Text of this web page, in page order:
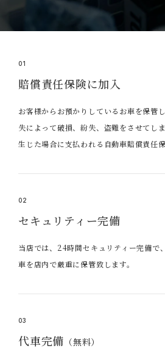
01
賠償責任保険に加入
お客様からお預かりしているお車を保管
失によって破損、紛失、盗難をさせてし
生じた場合に支払われる自動車賠償責任
02
セキュリティー完備
当店では、24時間セキュリティー完備で
車を店内で厳重に保管致します。
03
代車完備 （無料）